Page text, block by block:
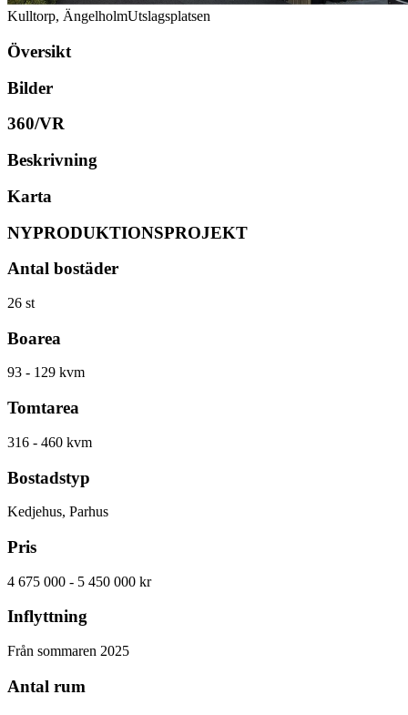
Kulltorp, ÄngelholmUtslagsplatsen
Översikt
Bilder
360/VR
Beskrivning
Karta
NYPRODUKTIONSPROJEKT
Antal bostäder
26 st
Boarea
93 - 129 kvm
Tomtarea
316 - 460 kvm
Bostadstyp
Kedjehus, Parhus
Pris
4 675 000 - 5 450 000 kr
Inflyttning
Från sommaren 2025
Antal rum